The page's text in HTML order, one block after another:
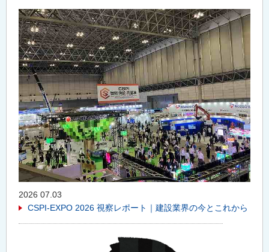
2026 07.03
CSPI-EXPO 2026 視察レポート｜建設業界の今とこれから